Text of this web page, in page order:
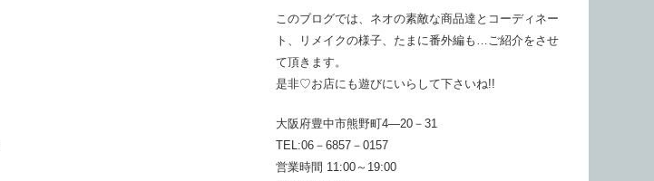
このブログでは、ネオの素敵な商品達とコーディネー
ト、リメイクの様子、たまに番外編も…ご紹介をさせ
て頂きます。
是非♡お店にも遊びにいらして下さいね!!
大阪府豊中市熊野町4―20－31
TEL:06－6857－0157
営業時間 11:00～19:00